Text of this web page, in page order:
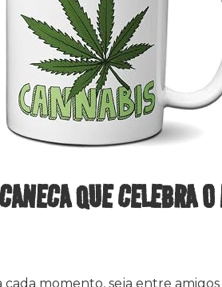
QUE CELEBRA
cada momento, seja entre